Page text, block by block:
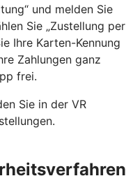
und melden Sie
Sie „Zustellung per
Ihre Karten-Kennung
Zahlungen ganz
frei.
Sie in der VR